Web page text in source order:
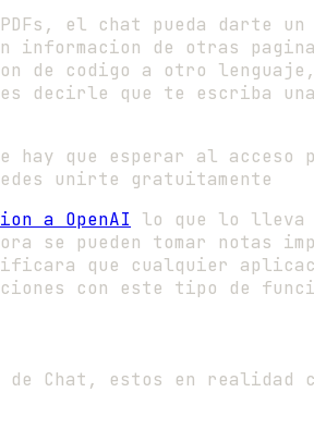
PDFs, el chat pueda darte
informacion de otras
de codigo a otro
decirle que te escriba
hay que esperar al
unirte gratuitamente
a OpenAI lo que lo lleva
se pueden tomar notas
que cualquier
con este tipo de
de Chat, estos en